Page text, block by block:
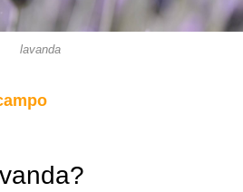
lavanda